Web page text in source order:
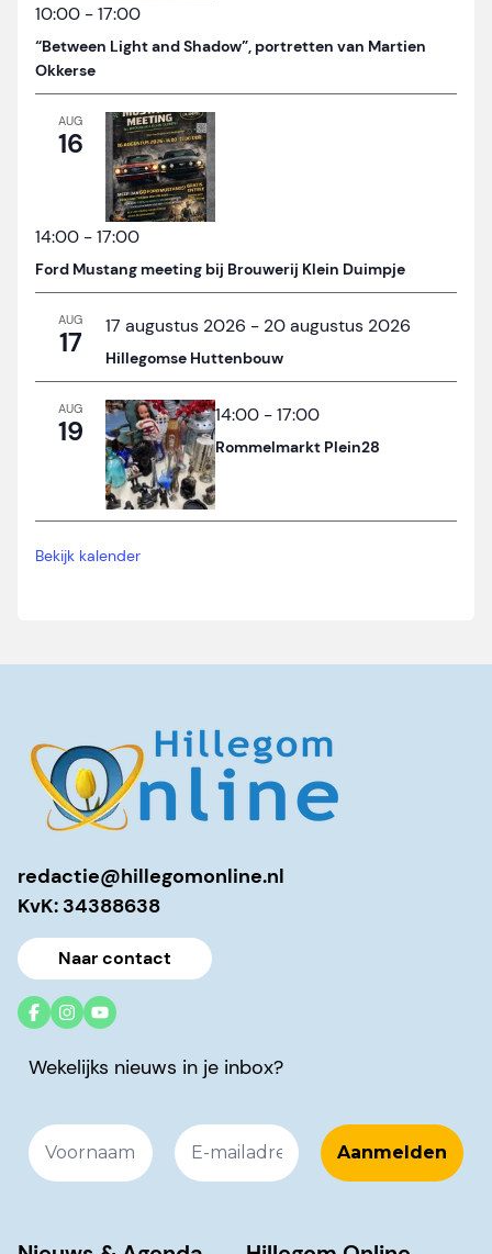
10:00 -17:00
“Between Light and Shadow”, portretten van Martien
Okkerse
AUG
16
14:00 -17:00
Ford Mustang meeting bij Brouwerij Klein Duimpje
AUG
17 17 augustus 2026 - 20 augustus 2026
Hillegomse Huttenbouw
AUG
19 14:00 -17:00
Rommelmarkt Plein28
Bekijk kalender
redactie@hillegomonline.nl
KvK: 34388638
Naar contact
Wekelijks nieuws in je inbox?